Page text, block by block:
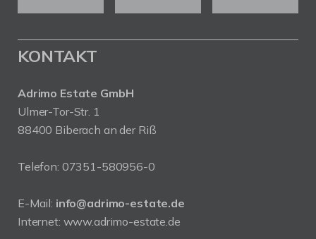
KONTAKT
Adrimo Estate GmbH
Ulmer-Tor-Str. 1
88400 Biberach an der Riß
Telefon: 07351-580956-0
E-Mail: info@adrimo-estate.de
Internet: www.adrimo-estate.de